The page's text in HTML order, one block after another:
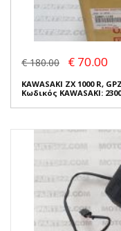
€ 180.00 € 70.00
KAWASAKI ZX 1000 R,
Κωδικός KAWASAKI: